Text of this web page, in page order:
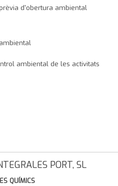
d'obertura ambiental
ambiental de les activitats
PORT, SL
QUÍMICS